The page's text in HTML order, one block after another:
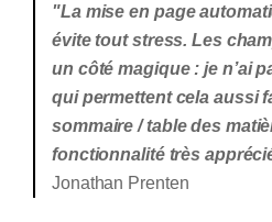
"La mise en page
évite tout stress. Les
un côté magique : je n’ai
qui permettent cela aussi
sommaire / table des
fonctionnalité très
Jonathan Prenten